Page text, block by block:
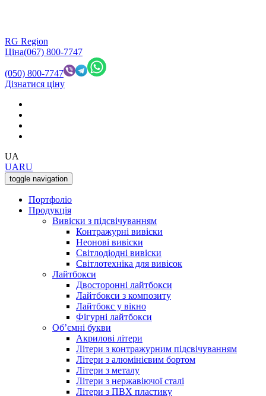
RG Region
Ціна(067) 800-7747
(050) 800-7747
Дізнатися ціну
UA
UARU
toggle navigation
Портфоліо
Продукція
Вивіски з підсвічуванням
Контражурні вивіски
Неонові вивіски
Світлодіодні вивіски
Світлотехніка для вивісок
Лайтбокси
Двосторонні лайтбокси
Лайтбокси з композиту
Лайтбокс у вікно
Фігурні лайтбокси
Об’ємні букви
Акрилові літери
Літери з контражурним підсвічуванням
Літери з алюмінієвим бортом
Літери з металу
Літери з нержавіючої сталі
Літери з ПВХ пластику